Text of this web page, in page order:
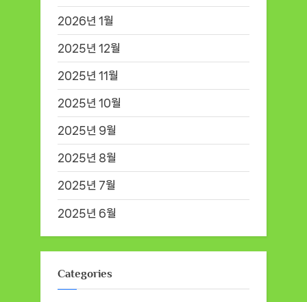
2026년 1월
2025년 12월
2025년 11월
2025년 10월
2025년 9월
2025년 8월
2025년 7월
2025년 6월
Categories